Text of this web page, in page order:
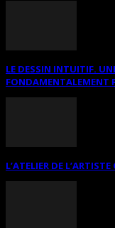
LE DESSIN INTUITIF.
FONDAMENTALEMENT
L’ATELIER DE